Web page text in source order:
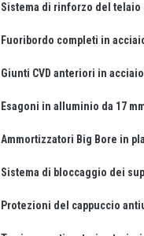
Sistema di rinforzo del
Fuoribordo completi in
Giunti CVD anteriori in
Esagoni in alluminio da 17
Ammortizzatori Big Bore in
Sistema di bloccaggio dei
Protezioni del cappuccio